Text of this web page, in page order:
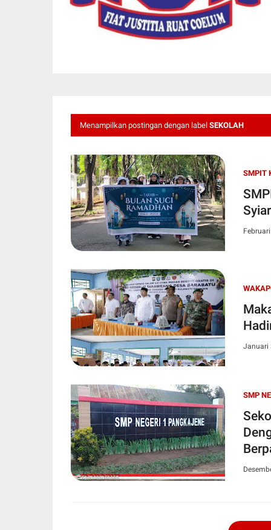
Menampilkan postingan dengan label SEKOLAH
SMPIT
Januari
SMP